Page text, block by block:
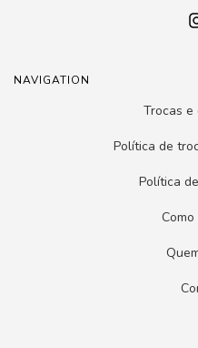
NAVIGATION
Trocas e
Política de
Política